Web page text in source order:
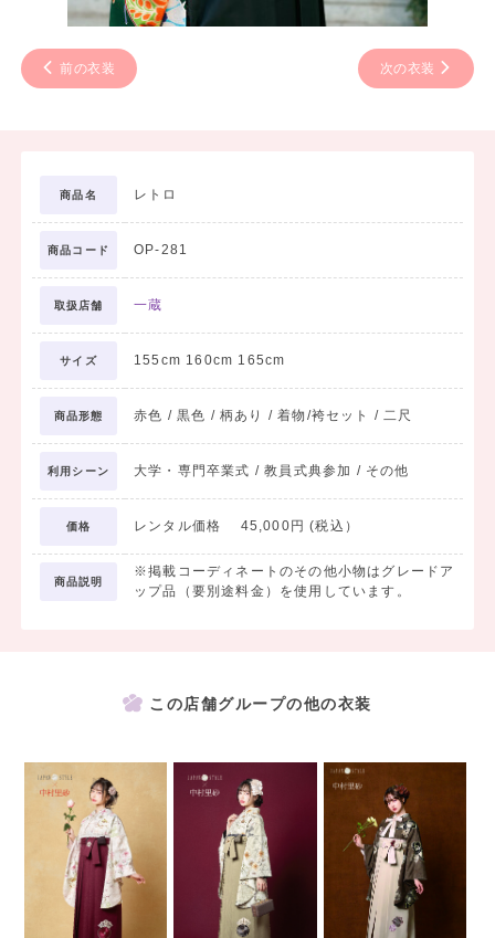
前の衣装 次の衣装
商品名 レトロ
商品コード OP-281
取扱店舗 一蔵
サイズ 155cm 160cm 165cm
商品形態 赤色 / 黒色 / 柄あり / 着物/袴セット / 二尺
利用シーン 大学・専門卒業式 / 教員式典参加 / その他
価格 レンタル価格 45,000円 (税込）
商品説明
※掲載コーディネートのその他小物はグレードア
ップ品（要別途料金）を使用しています。
この店舗グループの他の衣装